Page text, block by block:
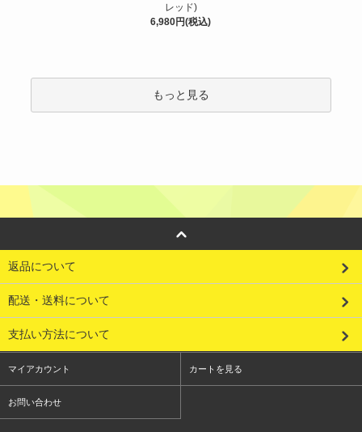
レッド)
6,980円(税込)
もっと見る
返品について
配送・送料について
支払い方法について
マイアカウント カートを見る
お問い合わせ